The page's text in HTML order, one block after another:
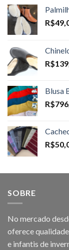
R$
R$
Blusa
R$
R$
SOBRE
No mercado
oferece
e infantis de